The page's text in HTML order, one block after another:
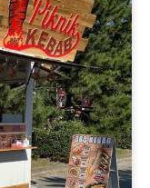
とココナッツのカ
ーガーセット、
ソース、ハンバー
ミグラスソー
チキン）、おに
煮セット、塩もつ
ー）、おにぎり
、ナチュラルウェ
パーソーダ、旨
ート、コーラフロ